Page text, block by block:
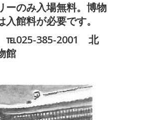
ーのみ入場無料。博物
入館料が必要です。
385-2001 北
館